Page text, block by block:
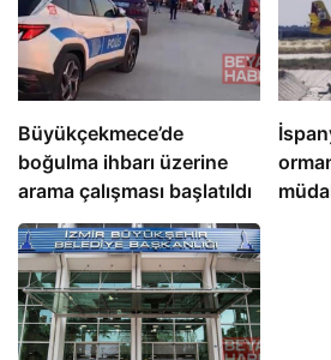
Büyükçekmece’de
boğulma ihbarı üzerine
arama çalışması başlatıldı